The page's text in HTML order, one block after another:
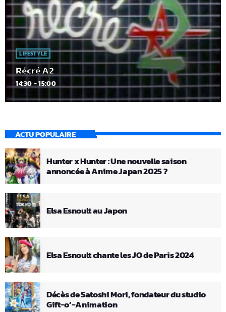
LIFESTYLE
Récré A2
14:30 - 15:00
ACTU POPULAIRE
Hunter x Hunter : Une nouvelle saison
annoncée à Anime Japan 2025 ?
Elsa Esnoult au Japon
Elsa Esnoult chante les JO de Paris 2024
Décès de Satoshi Mori, fondateur du studio
Gift-o’-Animation